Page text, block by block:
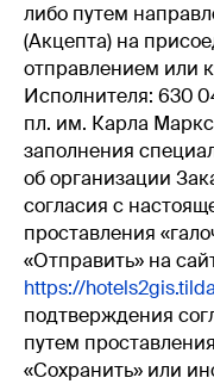
либо путем
(Акцепта) на
отправлением или
Исполнителя: 630
пл. им. Карла
заполнения
об организации
согласия с
проставления
«Отправить» на
https://
подтверждения
путем
«Сохранить» или